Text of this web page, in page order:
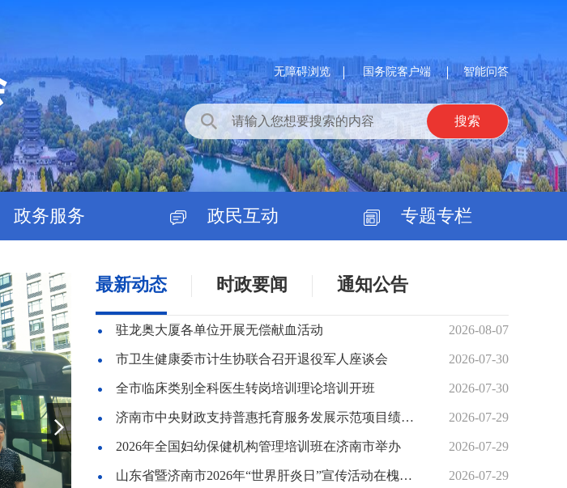
无障碍浏览 国务院客户端 智能问答
政务服务 政民互动 专题专栏
最新动态 时政要闻 通知公告
驻龙奥大厦各单位开展无偿献血活动 2026-08-07
市卫生健康委市计生协联合召开退役军人座谈会 2026-07-30
全市临床类别全科医生转岗培训理论培训开班 2026-07-30
济南市中央财政支持普惠托育服务发展示范项目绩效评价结果为“优” 2026-07-29
2026年全国妇幼保健机构管理培训班在济南市举办 2026-07-29
山东省暨济南市2026年“世界肝炎日”宣传活动在槐荫区举办 2026-07-29